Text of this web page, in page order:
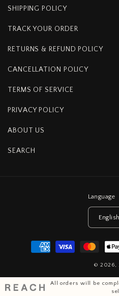
SHIPPING POLICY
TRACK YOUR ORDER
RETURNS & REFUND POLICY
CANCELLATION POLICY
TERMS OF SERVICE
PRIVACY POLICY
ABOUT US
SEARCH
Language
English
Payment
methods
© 2026,
All orders will be